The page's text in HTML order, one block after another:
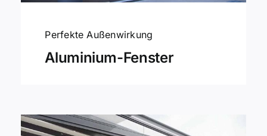
Perfekte Außenwirkung
Aluminium-Fenster